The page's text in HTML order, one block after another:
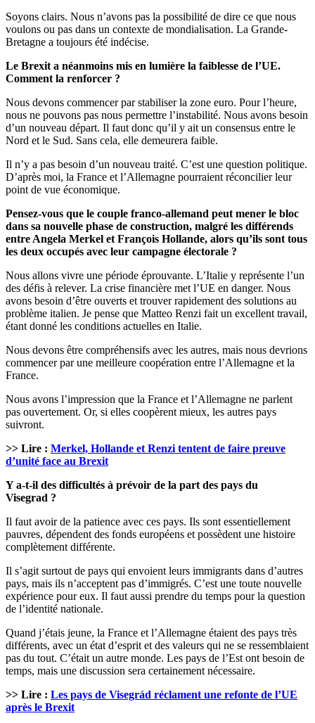
Soyons clairs. Nous n’avons pas la possibilité de dire ce que nous
voulons ou pas dans un contexte de mondialisation. La Grande-
Bretagne a toujours été indécise.
Le Brexit a néanmoins mis en lumière la faiblesse de l’UE.
Comment la renforcer ?
Nous devons commencer par stabiliser la zone euro. Pour l’heure,
nous ne pouvons pas nous permettre l’instabilité. Nous avons besoin
d’un nouveau départ. Il faut donc qu’il y ait un consensus entre le
Nord et le Sud. Sans cela, elle demeurera faible.
Il n’y a pas besoin d’un nouveau traité. C’est une question politique.
D’après moi, la France et l’Allemagne pourraient réconcilier leur
point de vue économique.
Pensez-vous que le couple franco-allemand peut mener le bloc
dans sa nouvelle phase de construction, malgré les différends
entre Angela Merkel et François Hollande, alors qu’ils sont tous
les deux occupés avec leur campagne électorale ?
Nous allons vivre une période éprouvante. L’Italie y représente l’un
des défis à relever. La crise financière met l’UE en danger. Nous
avons besoin d’être ouverts et trouver rapidement des solutions au
problème italien. Je pense que Matteo Renzi fait un excellent travail,
étant donné les conditions actuelles en Italie.
Nous devons être compréhensifs avec les autres, mais nous devrions
commencer par une meilleure coopération entre l’Allemagne et la
France.
Nous avons l’impression que la France et l’Allemagne ne parlent
pas ouvertement. Or, si elles coopèrent mieux, les autres pays
suivront.
>> Lire : Merkel, Hollande et Renzi tentent de faire preuve
d’unité face au Brexit
Y a-t-il des difficultés à prévoir de la part des pays du
Visegrad ?
Il faut avoir de la patience avec ces pays. Ils sont essentiellement
pauvres, dépendent des fonds européens et possèdent une histoire
complètement différente.
Il s’agit surtout de pays qui envoient leurs immigrants dans d’autres
pays, mais ils n’acceptent pas d’immigrés. C’est une toute nouvelle
expérience pour eux. Il faut aussi prendre du temps pour la question
de l’identité nationale.
Quand j’étais jeune, la France et l’Allemagne étaient des pays très
différents, avec un état d’esprit et des valeurs qui ne se ressemblaient
pas du tout. C’était un autre monde. Les pays de l’Est ont besoin de
temps, mais une discussion sera certainement nécessaire.
>> Lire : Les pays de Visegrád réclament une refonte de l’UE
après le Brexit